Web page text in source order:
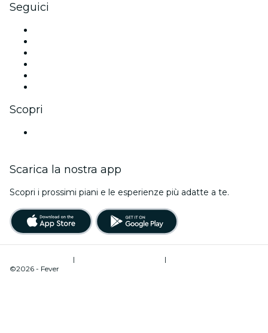
Seguici
Scopri
Scarica la nostra app
Scopri i prossimi piani e le esperienze più adatte a te.
| |
©2026 - Fever